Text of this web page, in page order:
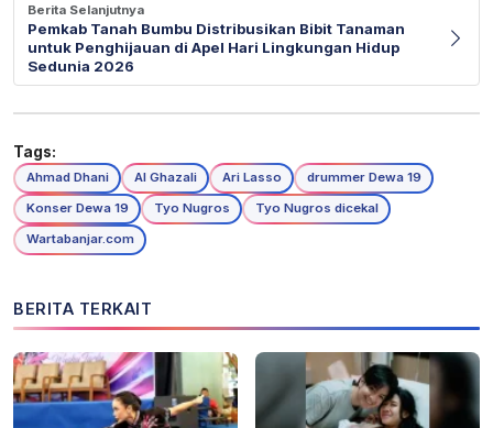
Berita Selanjutnya
Pemkab Tanah Bumbu Distribusikan Bibit Tanaman
untuk Penghijauan di Apel Hari Lingkungan Hidup
Sedunia 2026
Tags:
Ahmad Dhani Al Ghazali Ari Lasso
drummer Dewa 19
Konser Dewa 19
Tyo Nugros
Tyo Nugros dicekal
Wartabanjar.com
BERITA TERKAIT